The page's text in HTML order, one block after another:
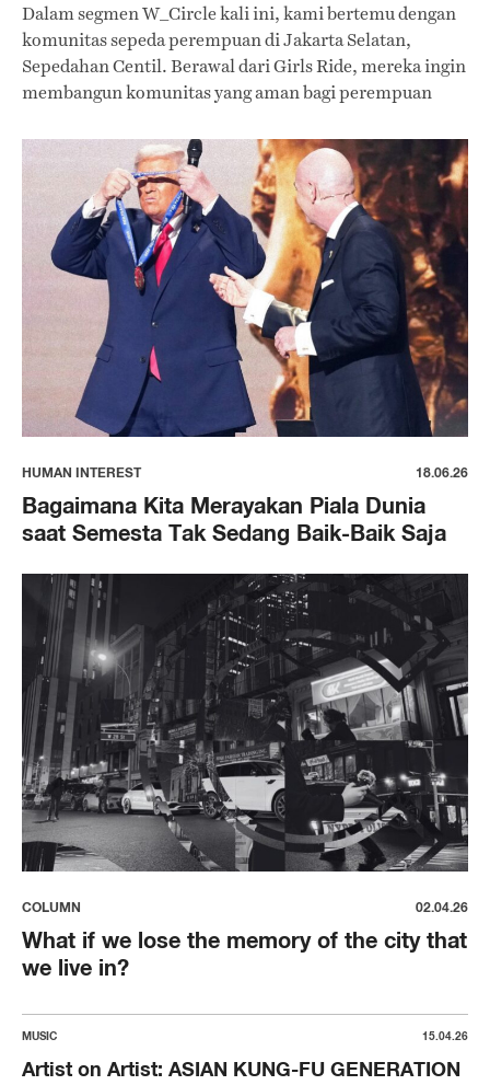
Dalam segmen W_Circle kali ini, kami bertemu dengan
komunitas sepeda perempuan di Jakarta Selatan,
Sepedahan Centil. Berawal dari Girls Ride, mereka ingin
membangun komunitas yang aman bagi perempuan
HUMAN INTEREST 18.06.26
Bagaimana Kita Merayakan Piala Dunia
saat Semesta Tak Sedang Baik-Baik Saja
COLUMN 02.04.26
What if we lose the memory of the city that
we live in?
MUSIC 15.04.26
Artist on Artist: ASIAN KUNG-FU GENERATION